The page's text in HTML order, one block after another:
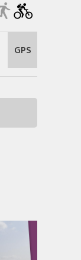
GPS